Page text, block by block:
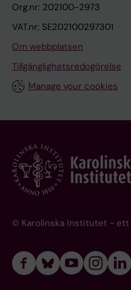
Org.nr: 202100-2973
VAT.nr: SE202100297301
Om webbplatsen
Tillgänglighetsredogörelse
Manage your cookies
© Karolinska Institutet -